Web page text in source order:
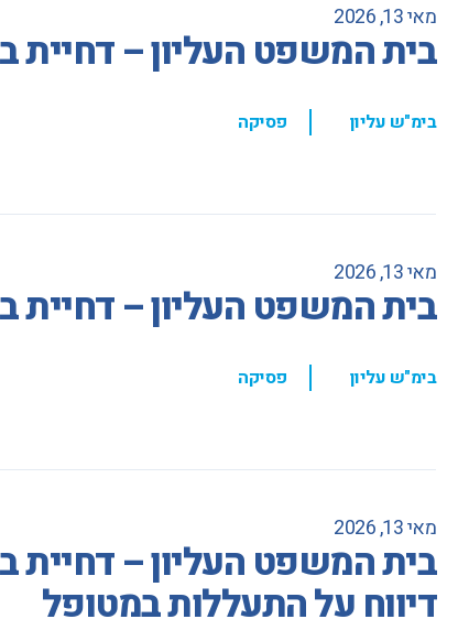
מאי 13, 2026
בית המשפט העליון – דחיית
בימ"ש עליון , פסיקה
מאי 13, 2026
בית המשפט העליון – דחיית
בימ"ש עליון , פסיקה
מאי 13, 2026
בית המשפט העליון – דחיית
דיווח על התעללות במטופל